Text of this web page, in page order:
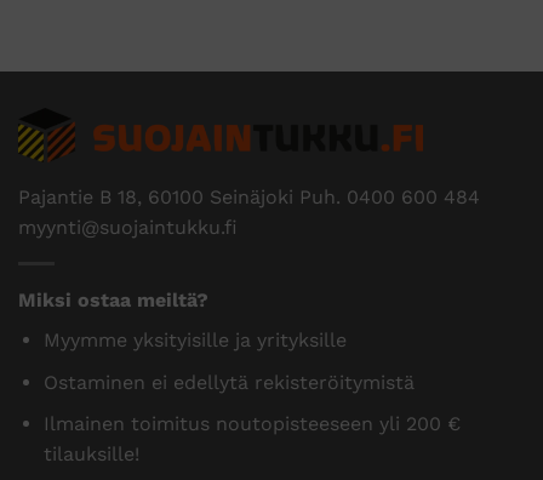
Pajantie B 18, 60100 Seinäjoki Puh. 0400 600 484
myynti@suojaintukku.fi
Miksi ostaa meiltä?
Myymme yksityisille ja yrityksille
Ostaminen ei edellytä rekisteröitymistä
Ilmainen toimitus noutopisteeseen yli 200 €
tilauksille!